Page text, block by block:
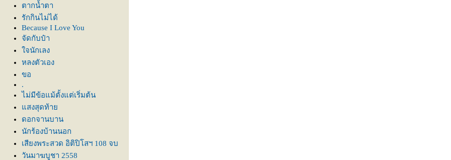
ตากน้ำตา
รักกินไม่ได้
Because I Love You
จัดกับป๋า
จนักเลง
หลงตัวเอง
ขอ
.
ไม่มีข้อแม้ตั้งแต่เริ่มต้น
สงสุดท้า
ดอกจานบาน
นักร้องบ้านนอก
เสียงพระสวด อิติปิโสฯ 108 จบ
วันมาฆบูชา 2558